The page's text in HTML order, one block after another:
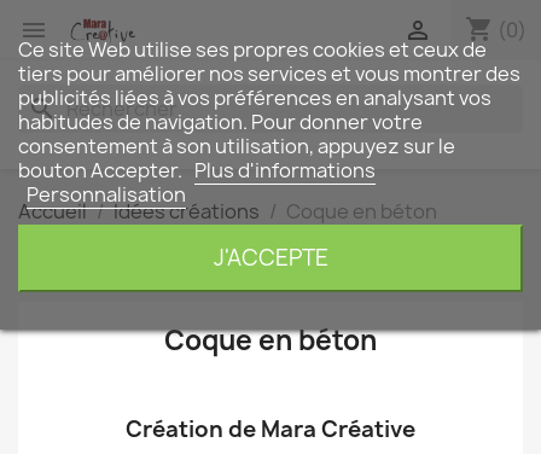
 shopping_cart (0)

search
Accueil Idées créations Coque en béton
Coque en béton
Coque en béton
Création de Mara Créative
Ce site Web utilise ses propres cookies et ceux de
tiers pour améliorer nos services et vous montrer des
publicités liées à vos préférences en analysant vos
habitudes de navigation. Pour donner votre
consentement à son utilisation, appuyez sur le
bouton Accepter. Plus d'informations
Personnalisation
J'ACCEPTE